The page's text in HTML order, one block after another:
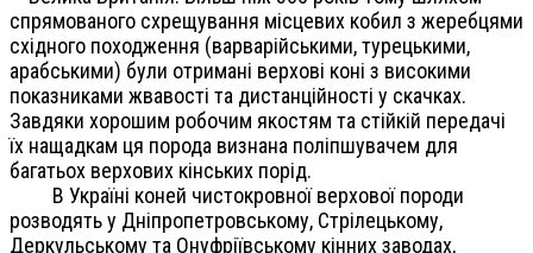
спрямованого схрещування місцевих кобил з жеребцями
східного походження (варварійськими, турецькими,
арабськими) були отримані верхові коні з високими
показниками жвавості та дистанційності у скачках.
Завдяки хорошим робочим якостям та стійкій передачі
їх нащадкам ця порода визнана поліпшувачем для
багатьох верхових кінських порід.
В Україні коней чистокровної верхової породи
розводять у Дніпропетровському, Стрілецькому,
Деркульському та Онуфріївському кінних заводах,